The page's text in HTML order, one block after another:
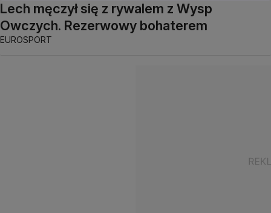
Lech męczył się z rywalem z Wysp
Owczych. Rezerwowy bohaterem
EUROSPORT